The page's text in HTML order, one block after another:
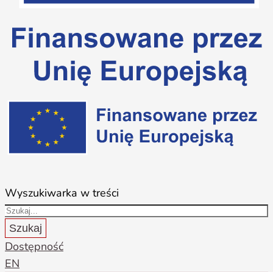
Wyszukiwarka w treści
Szukaj
Dostępność
EN